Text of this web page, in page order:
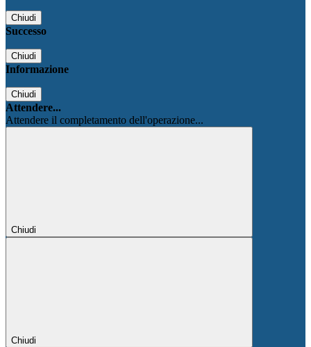
Chiudi
Successo
Chiudi
Informazione
Chiudi
Attendere...
Attendere il completamento dell'operazione...
Chiudi
Chiudi